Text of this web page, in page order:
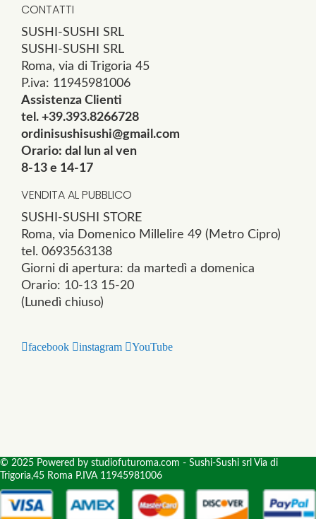
CONTATTI
SUSHI-SUSHI SRL
SUSHI-SUSHI SRL
Roma, via di Trigoria 45
P.iva: 11945981006
Assistenza Clienti
tel. +39.393.8266728
ordinisushisushi@gmail.com
Orario: dal lun al ven
8-13 e 14-17
VENDITA AL PUBBLICO
SUSHI-SUSHI STORE
Roma, via Domenico Millelire 49 (Metro Cipro)
tel. 0693563138
Giorni di apertura: da martedì a domenica
Orario: 10-13 15-20
(Lunedì chiuso)
facebook instagram YouTube
© 2025 Powered by studiofuturoma.com - Sushi-Sushi srl Via di
Trigoria,45 Roma P.IVA 11945981006